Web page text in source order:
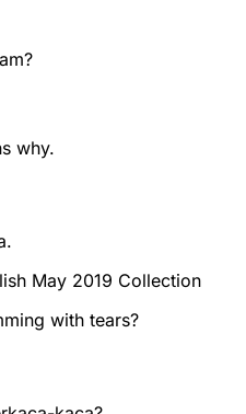
why.
May 2019 Collection
with tears?